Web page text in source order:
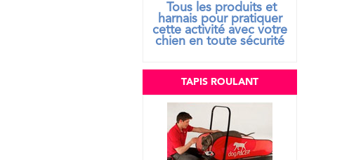
Tous les produits et
harnais pour pratiquer
cette activité avec votre
chien en toute sécurité
TAPIS ROULANT